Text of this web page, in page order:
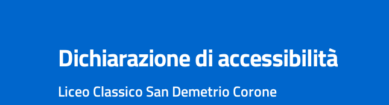
Dichiarazione di accessibilità
Liceo Classico San Demetrio Corone